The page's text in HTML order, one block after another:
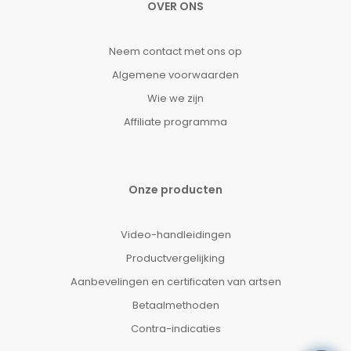
OVER ONS
Neem contact met ons op
Algemene voorwaarden
Wie we zijn
Affiliate programma
Onze producten
Video-handleidingen
Productvergelijking
Aanbevelingen en certificaten van artsen
Betaalmethoden
Contra-indicaties